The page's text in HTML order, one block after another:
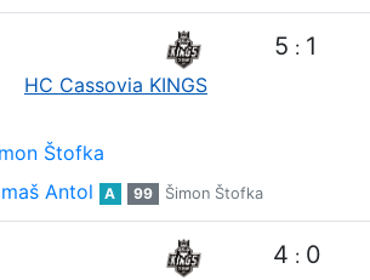
HC Cassovia KINGS
5 : 1
Štofka
Antol A 99 Šimon Štofka
4 : 0